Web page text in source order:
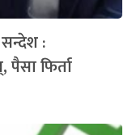
:
पैसा फिर्ता